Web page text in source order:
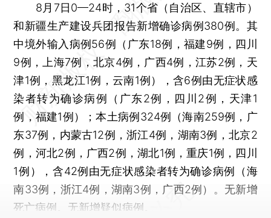
8月7日0—24时，31个省（自治区、直辖市）
和新疆生产建设兵团报告新增确诊病例380例。其
中境外输入病例56例（广东18例，福建9例，四川
9例，上海7例，北京4例，广西4例，江苏2例，天
津1例，黑龙江1例，云南1例），含6例由无症状感
染者转为确诊病例（广东2例，四川2例，天津1
例，福建1例）；本土病例324例（海南259例，广
东37例，内蒙古12例，浙江4例，湖南3例，北京2
例，河北2例，广西2例，湖北1例，重庆1例，四川
1例），含42例由无症状感染者转为确诊病例（海
南33例，浙江4例，湖南3例，广西2例）。无新增
死亡病例。无新增疑似病例。